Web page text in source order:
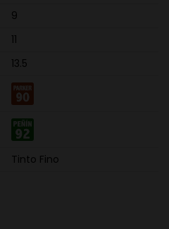
9
11
13.5
Tinto Fino